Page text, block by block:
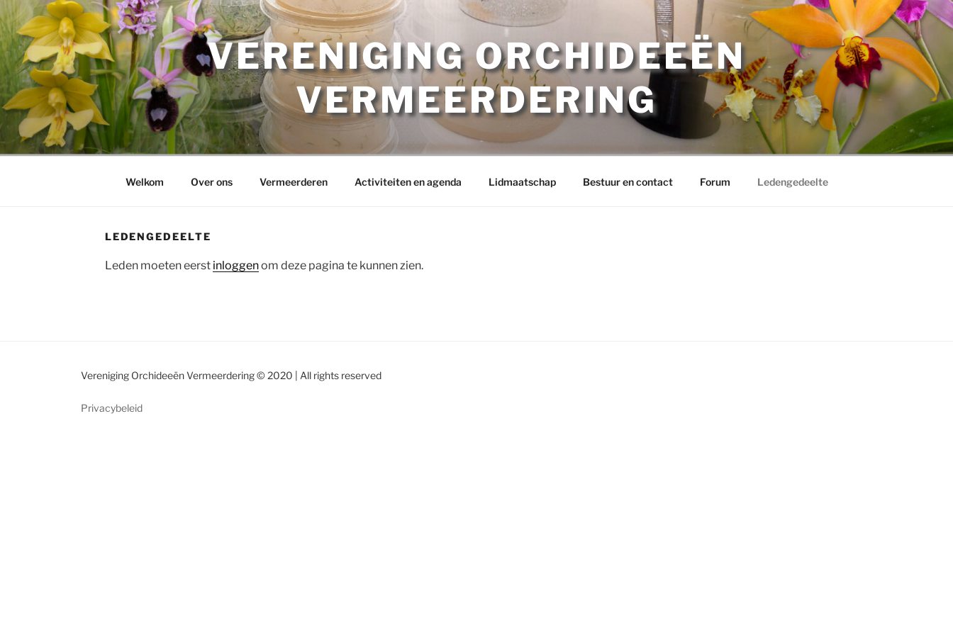
Ga
naar
de
inhoud
VERENIGING ORCHIDEEËN
VERMEERDERING
Welkom Over ons Vermeerderen Activiteiten en agenda Lidmaatschap Bestuur en contact Forum Ledengedeelte
LEDENGEDEELTE
Leden moeten eerst inloggenom deze pagina te kunnen zien.
Vereniging Orchideeën Vermeerdering © 2020 | All rights reserved
Privacybeleid